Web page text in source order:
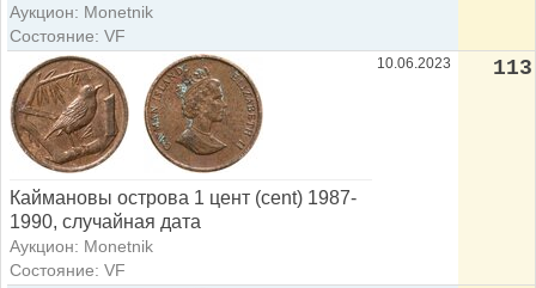
Аукцион: Monetnik
Состояние: VF
Каймановы острова 1 цент (cent) 1987-
1990, случайная дата
Аукцион: Monetnik
Состояние: VF
10.06.2023 113